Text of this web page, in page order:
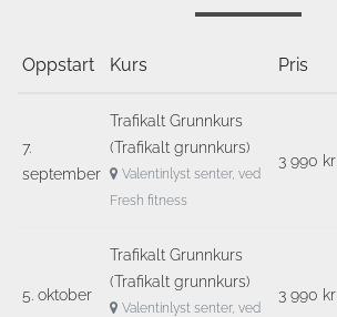
Oppstart Kurs Pris
7.
september
Trafikalt Grunnkurs
(Trafikalt grunnkurs)
Valentinlyst senter, ved
Fresh fitness
3 990 kr
5. oktober
Trafikalt Grunnkurs
(Trafikalt grunnkurs)
Valentinlyst senter, ved
3 990 kr